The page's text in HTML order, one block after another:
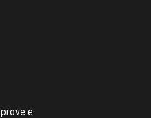
e